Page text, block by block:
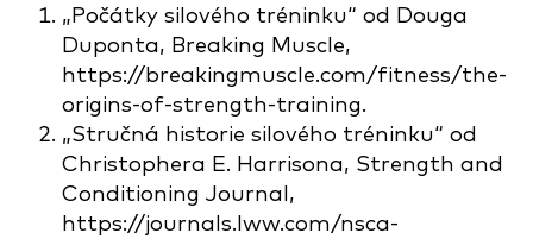
„Počátky silového tréninku“ od Douga
Duponta, Breaking Muscle,
https://breakingmuscle.com/fitness/the-
origins-of-strength-training.
„Stručná historie silového tréninku“ od
Christophera E. Harrisona, Strength and
Conditioning Journal,
https://journals.lww.com/nsca-